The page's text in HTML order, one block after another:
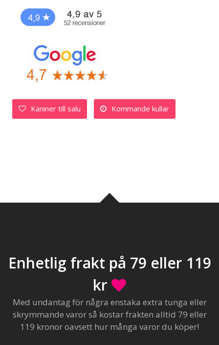
Kaniner till salu Kommande kullar
Enhetlig frakt på 79 eller 119
kr
Med undantag för några enstaka extra tunga eller
skrymmande varor så kostar frakten alltid 79 eller
119 kronor oavsett hur många varor du köper!